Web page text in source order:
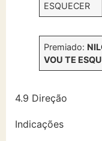
ESQUECER
Premiado:
VOU TE
4.9 Direção
Indicações